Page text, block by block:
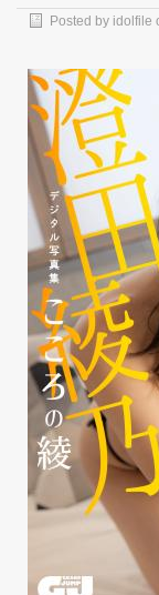
Posted by idolfile